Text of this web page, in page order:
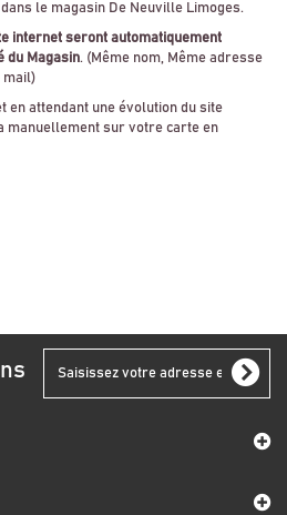
le magasin De Neuville Limoges.
internet seront automatiquement
du Magasin. (Même nom, Même adresse
mail)
en attendant une évolution du site
manuellement sur votre carte en